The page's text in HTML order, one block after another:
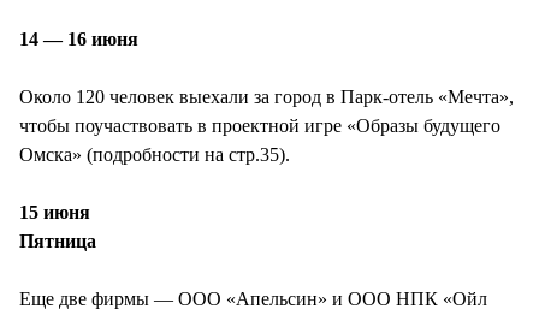
14 — 16 июня
Около 120 человек выехали за город в Парк-отель «Мечта»,
чтобы поучаствовать в проектной игре «Образы будущего
Омска» (подробности на стр.35).
15 июня
Пятница
Еще две фирмы — ООО «Апельсин» и ООО НПК «Ойл